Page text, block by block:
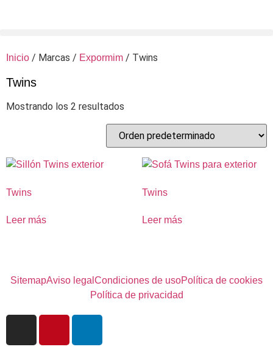
Inicio / Marcas / Expormim / Twins
Twins
Mostrando los 2 resultados
Twins
Leer más
Twins
Leer más
SitemapAviso legal Condiciones de usoPolítica de cookies
Política de privacidad